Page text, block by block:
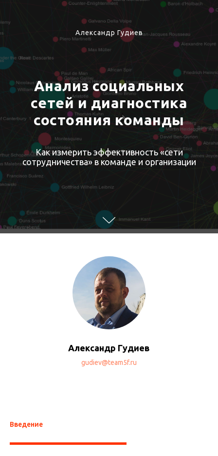
Александр Гудиев
Анализ социальных
сетей и диагностика
состояния команды
Как измерить эффективность «сети
сотрудничества» в команде и организации
Александр Гудиев
gudiev@team5f.ru
Введение